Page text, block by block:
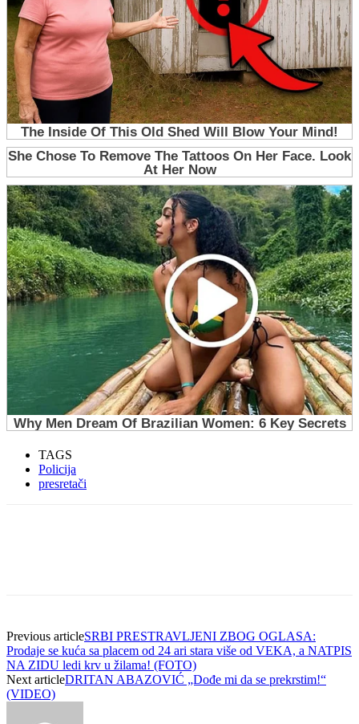
TAGS
Policija
presretači
Previous articleSRBI PRESTRAVLJENI ZBOG OGLASA:
Prodaje se kuća sa placem od 24 ari stara više od VEKA, a NATPIS
NA ZIDU ledi krv u žilama! (FOTO)
Next articleDRITAN ABAZOVIĆ „Dođe mi da se prekrstim!“
(VIDEO)